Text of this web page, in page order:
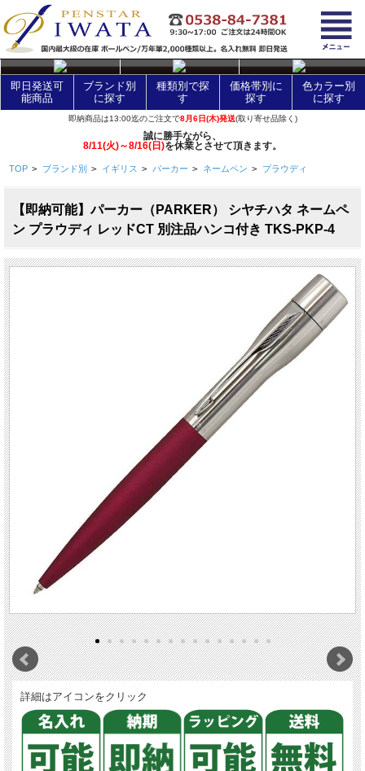
layer Control
即日発送可
能商品
ブランド別
に探す
種類別で探
す
価格帯別に
探す
色カラー別
に探す
即納商品は13:00迄のご注文で8月6日(木)発送(取り寄せ品除く)
誠に勝手ながら、
8/11(火)～8/16(日)を休業とさせて頂きます。
TOP > ブランド別 > イギリス > パーカー > ネームペン > プラウディ
【即納可能】パーカー（PARKER） シヤチハタ ネームペ
ン プラウディ レッドCT 別注品ハンコ付き TKS-PKP-4
詳細はアイコンをクリック